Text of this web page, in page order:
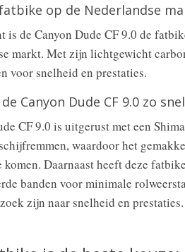
op de Nederlandse
is de Canyon Dude CF 9.0 de
markt. Met zijn lichtgewicht
voor snelheid en prestaties.
Canyon Dude CF 9.0 zo
CF 9.0 is uitgerust met een
waardoor het
Daarnaast heeft deze
banden voor minimale
zijn naar snelheid en prestaties.